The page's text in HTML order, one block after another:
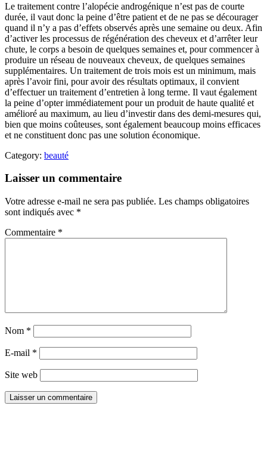
Le traitement contre l’alopécie androgénique n’est pas de courte
durée, il vaut donc la peine d’être patient et de ne pas se décourager
quand il n’y a pas d’effets observés après une semaine ou deux. Afin
d’activer les processus de régénération des cheveux et d’arrêter leur
chute, le corps a besoin de quelques semaines et, pour commencer à
produire un réseau de nouveaux cheveux, de quelques semaines
supplémentaires. Un traitement de trois mois est un minimum, mais
après l’avoir fini, pour avoir des résultats optimaux, il convient
d’effectuer un traitement d’entretien à long terme. Il vaut également
la peine d’opter immédiatement pour un produit de haute qualité et
amélioré au maximum, au lieu d’investir dans des demi-mesures qui,
bien que moins coûteuses, sont également beaucoup moins efficaces
et ne constituent donc pas une solution économique.
Category: beauté
Laisser un commentaire
Votre adresse e-mail ne sera pas publiée. Les champs obligatoires
sont indiqués avec *
Commentaire *
Nom *
E-mail *
Site web